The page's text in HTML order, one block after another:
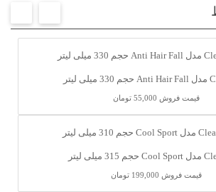
قیمت فروش 55,000 تومان
قیمت فروش 199,000 تومان